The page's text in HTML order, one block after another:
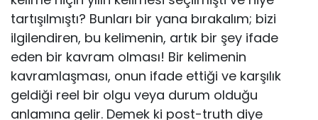
tartışılmıştı? Bunları bir yana bıra­kalım; bizi
ilgilendiren, bu kelimenin, artık bir şey ifade
eden bir kavram olması! Bir kelimenin
kavramlaşması, onun ifade ettiği ve karşılık
geldiği reel bir olgu veya durum olduğu
anlamına gelir. Demek ki post-truth diye